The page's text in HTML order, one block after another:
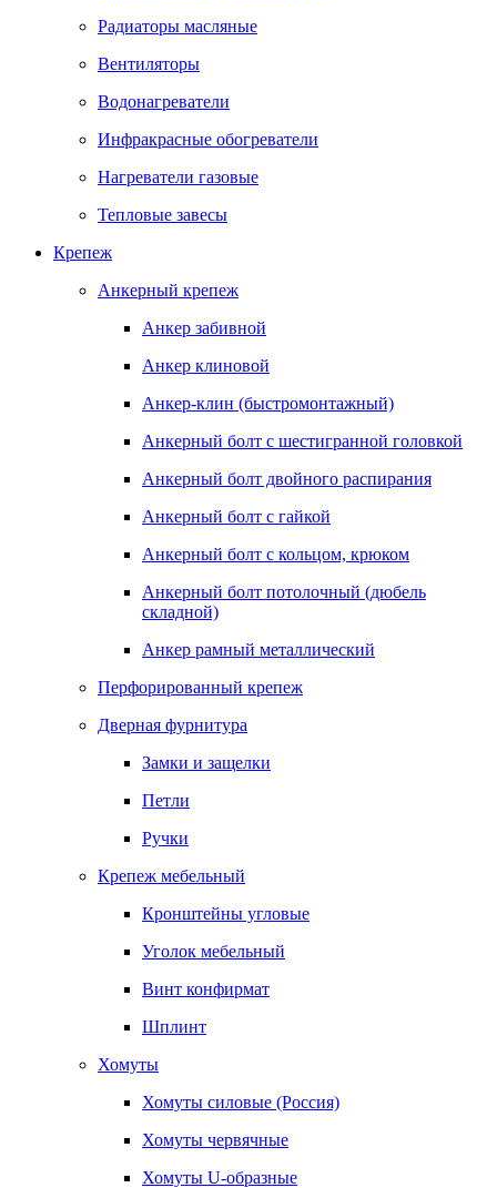
Радиаторы масляные
Вентиляторы
Водонагреватели
Инфракрасные обогреватели
Нагреватели газовые
Тепловые завесы
Крепеж
Анкерный крепеж
Анкер забивной
Анкер клиновой
Анкер-клин (быстромонтажный)
Анкерный болт с шестигранной головкой
Анкерный болт двойного распирания
Анкерный болт с гайкой
Анкерный болт с кольцом, крюком
Анкерный болт потолочный (дюбель
складной)
Анкер рамный металлический
Перфорированный крепеж
Дверная фурнитура
Замки и защелки
Петли
Ручки
Крепеж мебельный
Кронштейны угловые
Уголок мебельный
Винт конфирмат
Шплинт
Хомуты
Хомуты силовые (Россия)
Хомуты червячные
Хомуты U-образные